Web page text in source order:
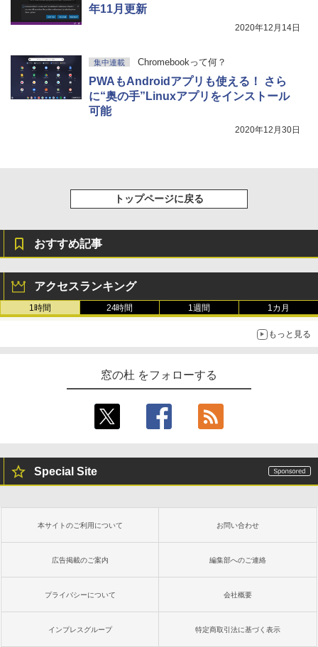
年11月更新
2020年12月14日
集中連載 Chromebookって何？
PWAもAndroidアプリも使える！ さら
に“奥の手”Linuxアプリをインストール
可能
2020年12月30日
トップページに戻る
おすすめ記事
アクセスランキング
1時間 24時間 1週間 1カ月
もっと見る
窓の杜 をフォローする
Special Site
本サイトのご利用について お問い合わせ
広告掲載のご案内 編集部へのご連絡
プライバシーについて 会社概要
インプレスグループ 特定商取引法に基づく表示